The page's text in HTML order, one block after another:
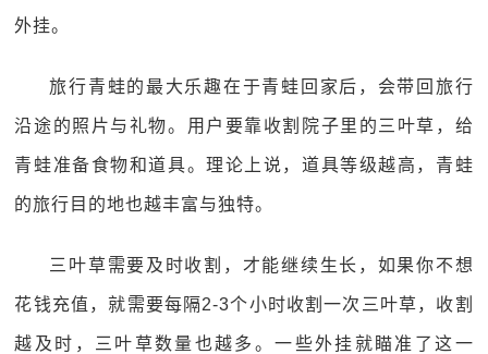
外挂。
旅行青蛙的最大乐趣在于青蛙回家后，会带回旅行
沿途的照片与礼物。用户要靠收割院子里的三叶草，给
青蛙准备食物和道具。理论上说，道具等级越高，青蛙
的旅行目的地也越丰富与独特。
三叶草需要及时收割，才能继续生长，如果你不想
花钱充值，就需要每隔2-3个小时收割一次三叶草，收割
越及时，三叶草数量也越多。一些外挂就瞄准了这一